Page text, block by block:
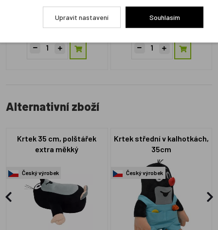
2 týdny
490 Kč
ZM4418
Skladem 1 ks
490 Kč
Alternativní zboží
Krtek 35 cm, polštářek
extra měkký
Český výrobek
Krtek střední v kalhotkách,
35cm
Český výrobek
Upravit nastavení Souhlasím